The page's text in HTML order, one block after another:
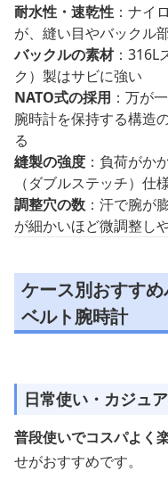
耐水性・速乾性 ：ナイ
が、縫い目やバックル
バックルの素材：316L
ク）製はサビに強い
NATO式の採用 ：万が
腕時計を保持する構造
る
縫製の強度 ：負荷がか
（ダブルステッチ）仕
調整穴の数 ：汗で腕が
が細かいほど微調整し
ケース別おすす
ベルト腕時計
日常使い・カジュ
普段使いでコスパよく
せがおすすめです。